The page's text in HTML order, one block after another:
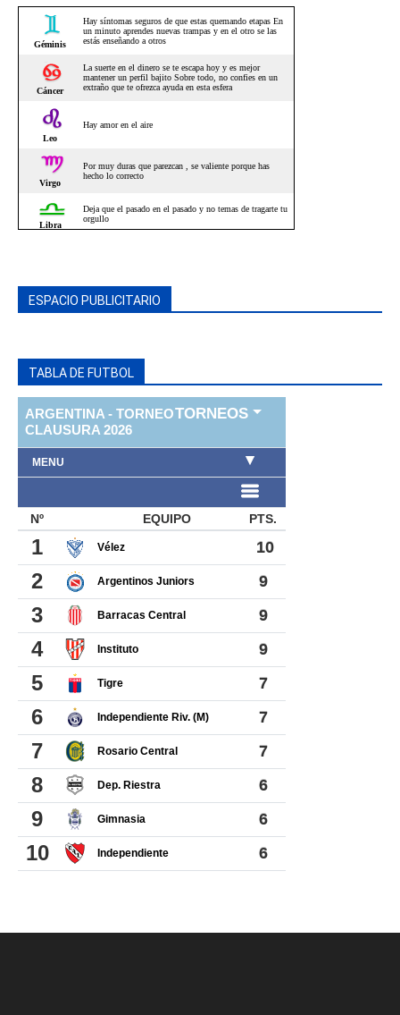
ESPACIO PUBLICITARIO
TABLA DE FUTBOL